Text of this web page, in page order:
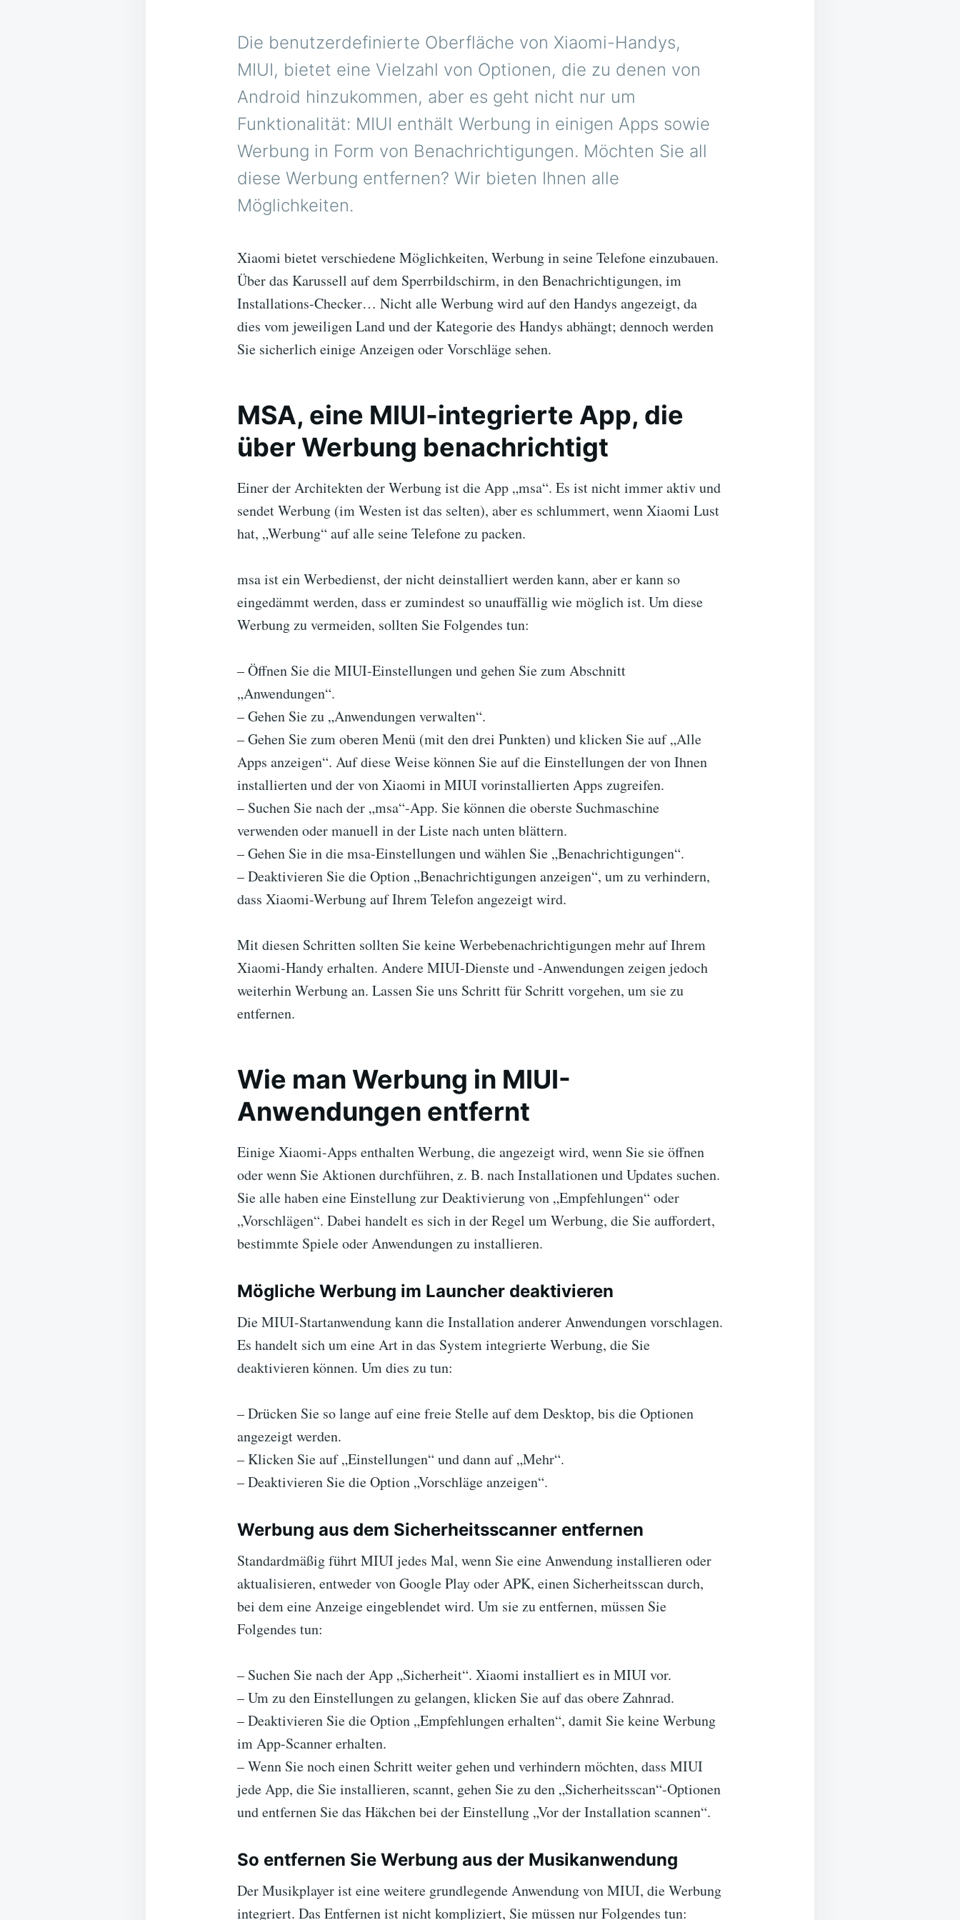
Die benutzerdefinierte Oberfläche von Xiaomi-Handys,
MIUI, bietet eine Vielzahl von Optionen, die zu denen von
Android hinzukommen, aber es geht nicht nur um
Funktionalität: MIUI enthält Werbung in einigen Apps sowie
Werbung in Form von Benachrichtigungen. Möchten Sie all
diese Werbung entfernen? Wir bieten Ihnen alle
Möglichkeiten.
Xiaomi bietet verschiedene Möglichkeiten, Werbung in seine Telefone einzubauen.
Über das Karussell auf dem Sperrbildschirm, in den Benachrichtigungen, im
Installations-Checker… Nicht alle Werbung wird auf den Handys angezeigt, da
dies vom jeweiligen Land und der Kategorie des Handys abhängt; dennoch werden
Sie sicherlich einige Anzeigen oder Vorschläge sehen.
MSA, eine MIUI-integrierte App, die
über Werbung benachrichtigt
Einer der Architekten der Werbung ist die App „msa“. Es ist nicht immer aktiv und
sendet Werbung (im Westen ist das selten), aber es schlummert, wenn Xiaomi Lust
hat, „Werbung“ auf alle seine Telefone zu packen.
msa ist ein Werbedienst, der nicht deinstalliert werden kann, aber er kann so
eingedämmt werden, dass er zumindest so unauffällig wie möglich ist. Um diese
Werbung zu vermeiden, sollten Sie Folgendes tun:
– Öffnen Sie die MIUI-Einstellungen und gehen Sie zum Abschnitt
„Anwendungen“.
– Gehen Sie zu „Anwendungen verwalten“.
– Gehen Sie zum oberen Menü (mit den drei Punkten) und klicken Sie auf „Alle
Apps anzeigen“. Auf diese Weise können Sie auf die Einstellungen der von Ihnen
installierten und der von Xiaomi in MIUI vorinstallierten Apps zugreifen.
– Suchen Sie nach der „msa“-App. Sie können die oberste Suchmaschine
verwenden oder manuell in der Liste nach unten blättern.
– Gehen Sie in die msa-Einstellungen und wählen Sie „Benachrichtigungen“.
– Deaktivieren Sie die Option „Benachrichtigungen anzeigen“, um zu verhindern,
dass Xiaomi-Werbung auf Ihrem Telefon angezeigt wird.
Mit diesen Schritten sollten Sie keine Werbebenachrichtigungen mehr auf Ihrem
Xiaomi-Handy erhalten. Andere MIUI-Dienste und -Anwendungen zeigen jedoch
weiterhin Werbung an. Lassen Sie uns Schritt für Schritt vorgehen, um sie zu
entfernen.
Wie man Werbung in MIUI-
Anwendungen entfernt
Einige Xiaomi-Apps enthalten Werbung, die angezeigt wird, wenn Sie sie öffnen
oder wenn Sie Aktionen durchführen, z. B. nach Installationen und Updates suchen.
Sie alle haben eine Einstellung zur Deaktivierung von „Empfehlungen“ oder
„Vorschlägen“. Dabei handelt es sich in der Regel um Werbung, die Sie auffordert,
bestimmte Spiele oder Anwendungen zu installieren.
Mögliche Werbung im Launcher deaktivieren
Die MIUI-Startanwendung kann die Installation anderer Anwendungen vorschlagen.
Es handelt sich um eine Art in das System integrierte Werbung, die Sie
deaktivieren können. Um dies zu tun:
– Drücken Sie so lange auf eine freie Stelle auf dem Desktop, bis die Optionen
angezeigt werden.
– Klicken Sie auf „Einstellungen“ und dann auf „Mehr“.
– Deaktivieren Sie die Option „Vorschläge anzeigen“.
Werbung aus dem Sicherheitsscanner entfernen
Standardmäßig führt MIUI jedes Mal, wenn Sie eine Anwendung installieren oder
aktualisieren, entweder von Google Play oder APK, einen Sicherheitsscan durch,
bei dem eine Anzeige eingeblendet wird. Um sie zu entfernen, müssen Sie
Folgendes tun:
– Suchen Sie nach der App „Sicherheit“. Xiaomi installiert es in MIUI vor.
– Um zu den Einstellungen zu gelangen, klicken Sie auf das obere Zahnrad.
– Deaktivieren Sie die Option „Empfehlungen erhalten“, damit Sie keine Werbung
im App-Scanner erhalten.
– Wenn Sie noch einen Schritt weiter gehen und verhindern möchten, dass MIUI
jede App, die Sie installieren, scannt, gehen Sie zu den „Sicherheitsscan“-Optionen
und entfernen Sie das Häkchen bei der Einstellung „Vor der Installation scannen“.
So entfernen Sie Werbung aus der Musikanwendung
Der Musikplayer ist eine weitere grundlegende Anwendung von MIUI, die Werbung
integriert. Das Entfernen ist nicht kompliziert, Sie müssen nur Folgendes tun: